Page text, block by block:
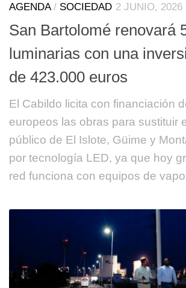
AGENDA/ SOCIEDAD 2 JUNIO, 2026
San Bartolomé renovará
luminarias con una
de 423.000 euros
El Cabildo licita con financiación
europeos las obras para sustituir
público de El Islote, Güime y
por tecnología LED, ya que hoy
red funciona con equipos de